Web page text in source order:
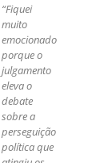
“Fiquei
muito
emocionado
porque o
julgamento
eleva o
debate
sobre a
perseguição
política que